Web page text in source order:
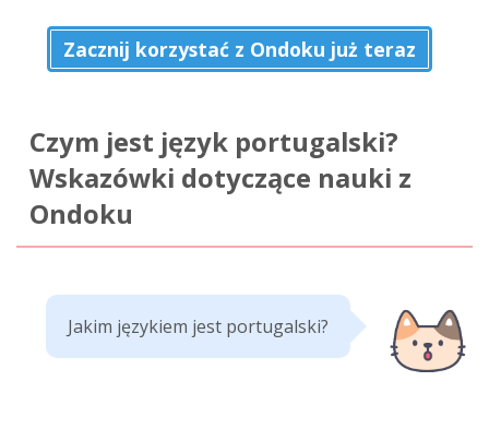
Zacznij korzystać z Ondoku już teraz
Czym jest język portugalski?
Wskazówki dotyczące nauki z
Ondoku
Jakim językiem jest portugalski?